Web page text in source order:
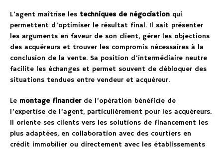
L’agent maîtrise les techniques de négociation qui
permettent d’optimiser le résultat final. Il sait présenter
les arguments en faveur de son client, gérer les objections
des acquéreurs et trouver les compromis nécessaires à la
conclusion de la vente. Sa position d’intermédiaire neutre
facilite les échanges et permet souvent de débloquer des
situations tendues entre vendeur et acquéreur.
Le montage financierde l’opération bénéficie de
l’expertise de l’agent, particulièrement pour les acquéreurs.
Il oriente ses clients vers les solutions de financement les
plus adaptées, en collaboration avec des courtiers en
crédit immobilier ou directement avec les établissements